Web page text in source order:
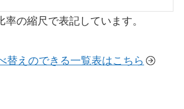
の縮尺で表記しています。
えのできる一覧表はこちら